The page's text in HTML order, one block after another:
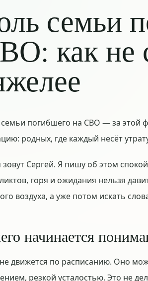
семьи
как не
погибшего на СВО — за этой
родных, где каждый несёт
Сергей. Я пишу об этом
горя и ожидания нельзя
воздуха, а уже потом искать
начинается
движется по расписанию. Оно
резкой усталостью. Это не